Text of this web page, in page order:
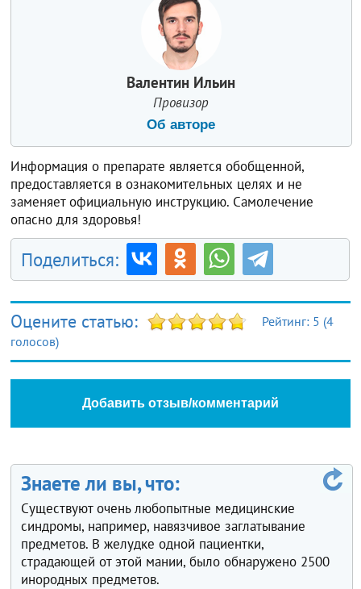
Валентин Ильин
Провизор
Об авторе
Информация о препарате является обобщенной,
предоставляется в ознакомительных целях и не
заменяет официальную инструкцию. Самолечение
опасно для здоровья!
Поделиться:
Оцените статью: Рейтинг: 5 (4
голосов)
Добавить отзыв/комментарий
Знаете ли вы, что:
Существуют очень любопытные медицинские
синдромы, например, навязчивое заглатывание
предметов. В желудке одной пациентки,
страдающей от этой мании, было обнаружено 2500
инородных предметов.